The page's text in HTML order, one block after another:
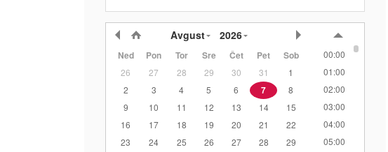
Avgust 2026
Ned Pon Tor Sre Čet Pet Sob
26 27 28 29 30 31
1
2
3 4 5 6 7
8
9
10 11 12 13 14
15
16
17 18 19 20 21
22
23
24 25 26 27 28
29
00:00
01:00
02:00
03:00
04:00
05:00